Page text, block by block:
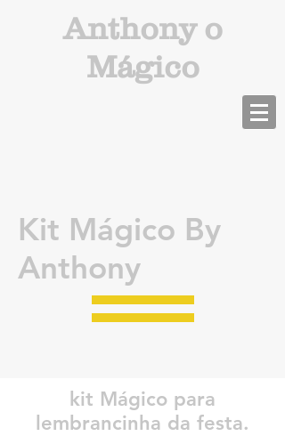
Anthony o
Mágico
Kit Mágico By
Anthony
kit Mágico para
lembrancinha da festa.